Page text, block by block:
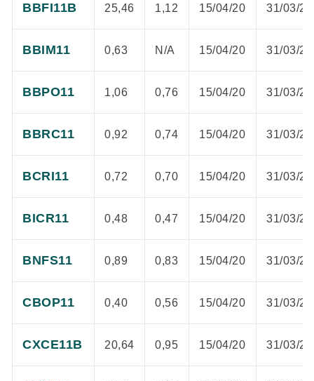
BBFI11B 25,46 1,12 15/04/20 31/03/20
BBIM11 0,63 N/A 15/04/20 31/03/20
BBPO11 1,06 0,76 15/04/20 31/03/20
BBRC11 0,92 0,74 15/04/20 31/03/20
BCRI11 0,72 0,70 15/04/20 31/03/20
BICR11 0,48 0,47 15/04/20 31/03/20
BNFS11 0,89 0,83 15/04/20 31/03/20
CBOP11 0,40 0,56 15/04/20 31/03/20
CXCE11B 20,64 0,95 15/04/20 31/03/20